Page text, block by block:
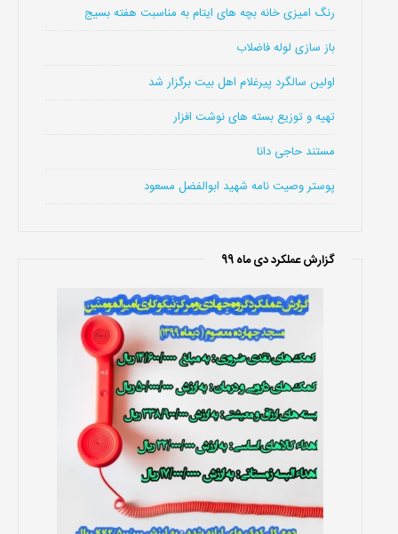
رنگ امیزی خانه بچه های ایتام به مناسبت هفته بسیج
باز سازی لوله فاضلاب
اولین سالگرد پیرغلام اهل بیت برگزار شد
تهیه و توزیع بسته های نوشت افزار
مستند حاجی دانا
پوستر وصیت نامه شهید ابوالفضل مسعود
گزارش عملکرد دی ماه 99